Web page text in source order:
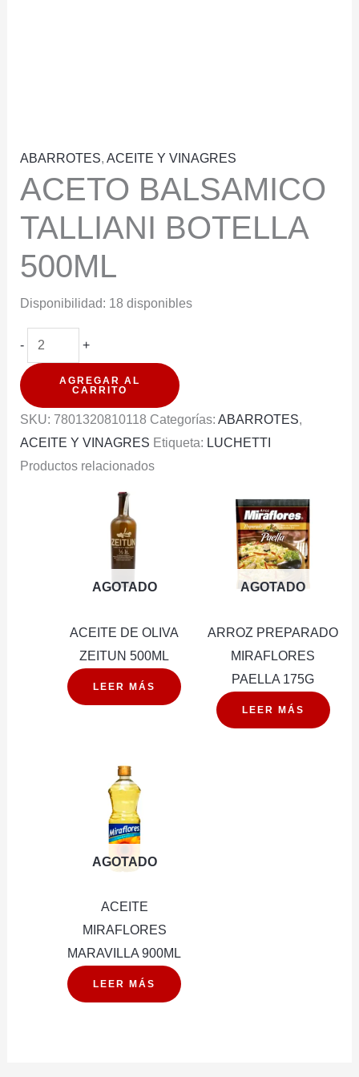
ABARROTES, ACEITE Y VINAGRES
ACETO BALSAMICO
TALLIANI BOTELLA
500ML
Disponibilidad: 18 disponibles
-
ACETO
BALSAMICO
TALLIANI
BOTELLA
+
AGREGAR AL
CARRITO
SKU: 7801320810118 Categorías: ABARROTES,
ACEITE Y VINAGRES Etiqueta: LUCHETTI
Productos relacionados
AGOTADO
ACEITE DE OLIVA
ZEITUN 500ML
LEER MÁS
AGOTADO
ARROZ PREPARADO
MIRAFLORES
PAELLA 175G
LEER MÁS
AGOTADO
ACEITE
MIRAFLORES
MARAVILLA 900ML
LEER MÁS